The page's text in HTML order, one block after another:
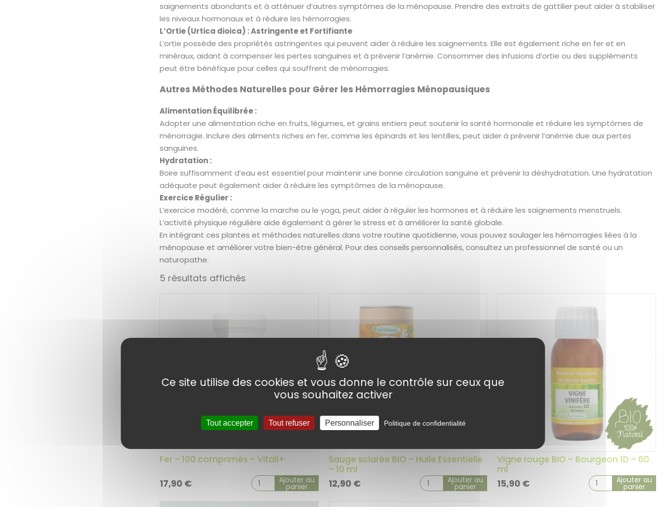
saignements abondants et à atténuer d’autres symptômes de la ménopause. Prendre des extraits de gattilier peut aider à stabiliser
les niveaux hormonaux et à réduire les hémorragies.
L’Ortie (Urtica dioica) : Astringente et Fortifiante
L’ortie possède des propriétés astringentes qui peuvent aider à réduire les saignements. Elle est également riche en fer et en
minéraux, aidant à compenser les pertes sanguines et à prévenir l’anémie. Consommer des infusions d’ortie ou des suppléments
peut être bénéfique pour celles qui souffrent de ménorragies.
Autres Méthodes Naturelles pour Gérer les Hémorragies Ménopausiques
Alimentation Équilibrée :
Adopter une alimentation riche en fruits, légumes, et grains entiers peut soutenir la santé hormonale et réduire les symptômes de
ménorragie. Inclure des aliments riches en fer, comme les épinards et les lentilles, peut aider à prévenir l’anémie due aux pertes
sanguines.
Hydratation :
Boire suffisamment d’eau est essentiel pour maintenir une bonne circulation sanguine et prévenir la déshydratation. Une hydratation
adéquate peut également aider à réduire les symptômes de la ménopause.
Exercice Régulier :
L’exercice modéré, comme la marche ou le yoga, peut aider à réguler les hormones et à réduire les saignements menstruels.
L’activité physique régulière aide également à gérer le stress et à améliorer la santé globale.
En intégrant ces plantes et méthodes naturelles dans votre routine quotidienne, vous pouvez soulager les hémorragies liées à la
ménopause et améliorer votre bien-être général. Pour des conseils personnalisés, consultez un professionnel de santé ou un
naturopathe.
5 résultats affichés
Fer – 100 comprimés – Vitall+
17,90 € Ajouter au
panier
Sauge sclarée BIO – Huile Essentielle
– 10 ml
12,90 € Ajouter au
panier
Vigne rouge BIO – Bourgeon 1D – 60
ml
15,90 € Ajouter au
panier
Ce site utilise des cookies et vous donne le contrôle sur ceux que
vous souhaitez activer
Tout accepter Tout refuser Personnaliser Politique de confidentialité